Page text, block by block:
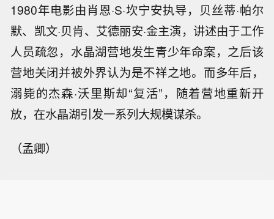
1980年电影由肖恩·S·坎宁安执导，贝丝蒂·帕尔
默、凯文·贝肯、艾德丽安·金主演，讲述由于工作
人员疏忽，水晶湖营地发生青少年命案，之后该
营地关闭并被外界认为是不祥之地。而多年后，
溺毙的杰森·沃里斯却“复活”，随着营地重新开
放，在水晶湖引发一系列大规模谋杀。
（孟卿）